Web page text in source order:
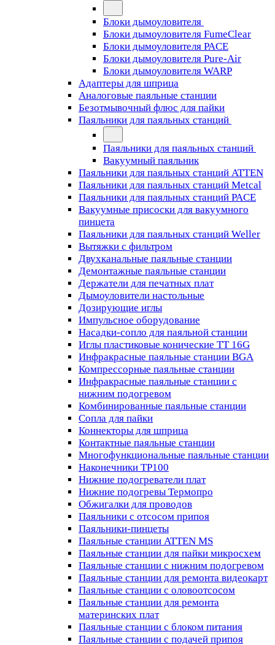
Блоки дымоуловителя
Блоки дымоуловителя FumeClear
Блоки дымоуловителя PACE
Блоки дымоуловителя Pure-Air
Блоки дымоуловителя WARP
Адаптеры для шприца
Аналоговые паяльные станции
Безотмывочный флюс для пайки
Паяльники для паяльных станций
Паяльники для паяльных станций
Вакуумный паяльник
Паяльники для паяльных станций ATTEN
Паяльники для паяльных станций Metcal
Паяльники для паяльных станций PACE
Вакуумные присоски для вакуумного
пинцета
Паяльники для паяльных станций Weller
Вытяжки с фильтром
Двухканальные паяльные станции
Демонтажные паяльные станции
Держатели для печатных плат
Дымоуловители настольные
Дозирующие иглы
Импульсное оборудование
Насадки-сопло для паяльной станции
Иглы пластиковые конические TT 16G
Инфракрасные паяльные станции BGA
Компрессорные паяльные станции
Инфракрасные паяльные станции с
нижним подогревом
Комбинированные паяльные станции
Сопла для пайки
Коннекторы для шприца
Контактные паяльные станции
Многофункциональные паяльные станции
Наконечники TP100
Нижние подогреватели плат
Нижние подогревы Термопро
Обжигалки для проводов
Паяльники с отсосом припоя
Паяльники-пинцеты
Паяльные станции ATTEN MS
Паяльные станции для пайки микросхем
Паяльные станции с нижним подогревом
Паяльные станции для ремонта видеокарт
Паяльные станции с оловоотсосом
Паяльные станции для ремонта
материнских плат
Паяльные станции с блоком питания
Паяльные станции с подачей припоя